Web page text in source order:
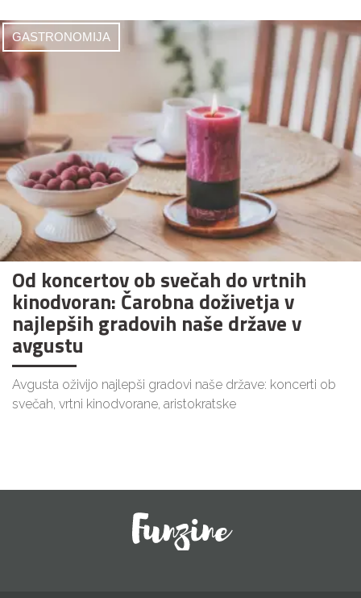
GASTRONOMIJA
Od koncertov ob svečah do vrtnih
kinodvoran: Čarobna doživetja v
najlepših gradovih naše države v
avgustu
Avgusta oživijo najlepši gradovi naše države: koncerti ob
svečah, vrtni kinodvorane, aristokratske